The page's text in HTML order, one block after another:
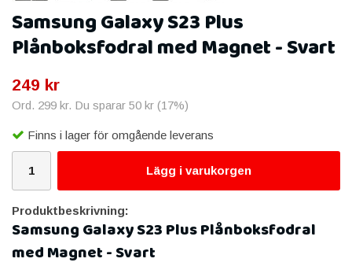
Samsung Galaxy S23 Plus
Plånboksfodral med Magnet - Svart
249 kr
Ord. 299 kr. Du sparar 50 kr (17%)
Finns i lager för omgående leverans
Lägg i varukorgen
Produktbeskrivning:
Samsung Galaxy S23 Plus Plånboksfodral
med Magnet - Svart